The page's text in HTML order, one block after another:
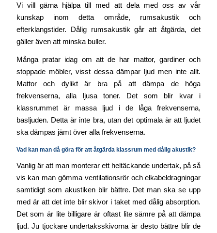
Vi vill gärna hjälpa till med att dela med oss av vår
kunskap inom detta område, rumsakustik och
efterklangstider. Dålig rumsakustik går att åtgärda, det
gäller även att minska buller.
Många pratar idag om att de har mattor, gardiner och
stoppade möbler, visst dessa dämpar ljud men inte allt.
Mattor och dylikt är bra på att dämpa de höga
frekvenserna, alla ljusa toner. Det som blir kvar i
klassrummet är massa ljud i de låga frekvenserna,
basljuden. Detta är inte bra, utan det optimala är att ljudet
ska dämpas jämt över alla frekvenserna.
Vad kan man då göra för att åtgärda klassrum med dålig akustik?
Vanlig är att man monterar ett heltäckande undertak, på så
vis kan man gömma ventilationsrör och elkabeldragningar
samtidigt som akustiken blir bättre. Det man ska se upp
med är att det inte blir skivor i taket med dålig absorption.
Det som är lite billigare är oftast lite sämre på att dämpa
ljud. Ju tjockare undertaksskivorna är desto bättre blir de